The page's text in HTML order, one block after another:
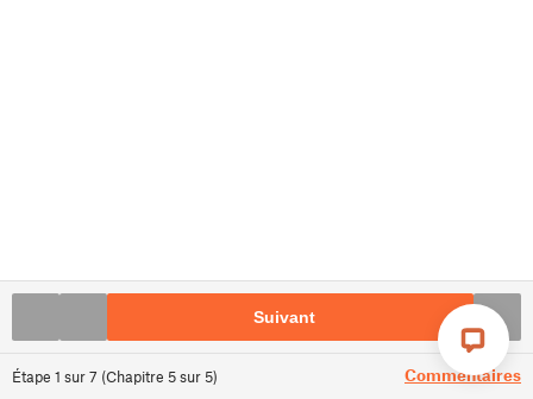
Étape 1 sur7 (Chapitre 5sur 5) Commentaires
Suivant